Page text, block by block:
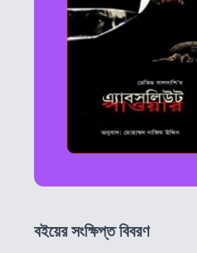
বইয়ের সংক্ষিপ্ত বিবরণ